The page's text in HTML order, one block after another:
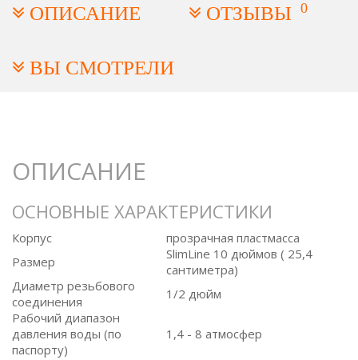
ОПИСАНИЕ ОТЗЫВЫ 0
ВЫ СМОТРЕЛИ
ОПИСАНИЕ
ОСНОВНЫЕ ХАРАКТЕРИСТИКИ
Корпус
прозрачная пластмасса
Размер
SlimLine 10 дюймов ( 25,4
сантиметра)
Диаметр резьбового
соединения
1/2 дюйм
Рабочий диапазон
давления воды (по
паспорту)
1,4 - 8 атмосфер